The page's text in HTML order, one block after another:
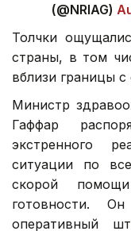
(@NRIAG)
Толчки
страны, в том
вблизи границы с
Министр
Гаффар
экстренного
ситуации по
скорой
готовности.
оперативный